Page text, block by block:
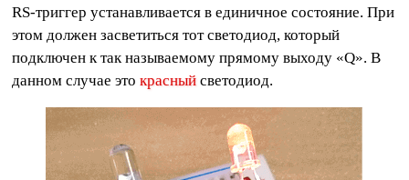
RS-триггер устанавливается в единичное состояние. При
этом должен засветиться тот светодиод, который
подключен к так называемому прямому выходу «Q». В
данном случае этокрасный светодиод.